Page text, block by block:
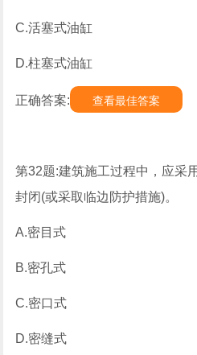
C.活塞式油缸
D.柱塞式油缸
正确答案: 查看最佳答案
第32题:建筑施工过程中，应采
封闭(或采取临边防护措施)。
A.密目式
B.密孔式
C.密口式
D.密缝式